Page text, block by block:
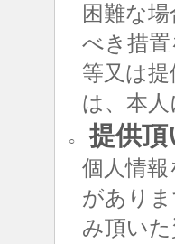
困難な
べき措
等又は
は、本
○ 提供
個人情
があり
み頂い